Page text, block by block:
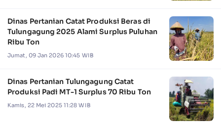
Dinas Pertanian Catat Produksi Beras di
Tulungagung 2025 Alami Surplus Puluhan
Ribu Ton
Jumat, 09 Jan 2026 10:45 WIB
Dinas Pertanian Tulungagung Catat
Produksi Padi MT-1 Surplus 70 Ribu Ton
Kamis, 22 Mei 2025 11:28 WIB